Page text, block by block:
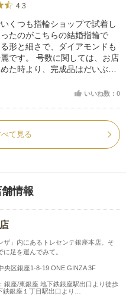
4.3
くつも指輪ショップで試着し
たのがこちらの結婚指輪で
形と細さで、ダイアモンドも
です。 号数に関しては、お店
た時より、完成品はだいぶゆ
さめにすることをお勧めしま
いいね数：0
て見る
情報
」内にあるトレセンテ銀座本店。そ
足を運んでみて。
央区銀座1-8-19 ONE GINZA 3F
銀座/東銀座 地下鉄銀座駅出口より徒歩
鉄銀座１丁目駅出口より…